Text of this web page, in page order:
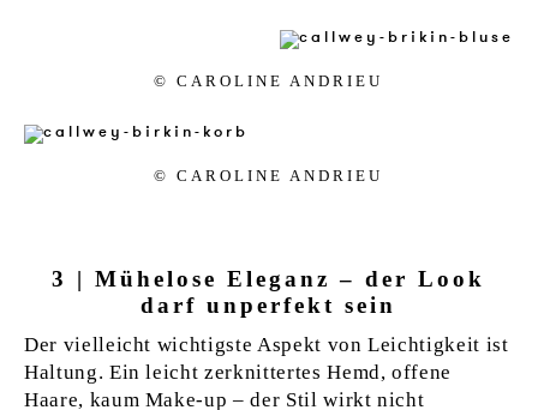
© CAR­OLI­NE AN­DRI­EU
© CAR­OLI­NE AN­DRI­EU
3 | Mühelose Eleganz – der Look
darf unperfekt sein
Der vielleicht wichtigste Aspekt von Leichtigkeit ist
Haltung. Ein leicht zerknittertes Hemd, offene
Haare, kaum Make-up – der Stil wirkt nicht